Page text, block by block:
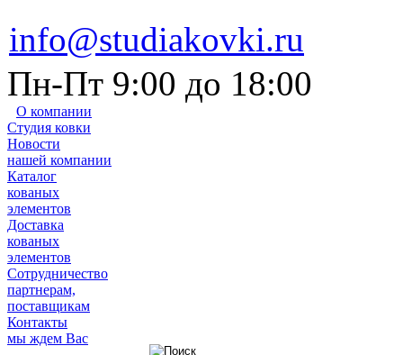
info@studiakovki.ru
Пн-Пт 9:00 до 18:00
О компании
Студия ковки
Новости
нашей компании
Каталог
кованых
элементов
Доставка
кованых
элементов
Сотрудничество
партнерам,
поставщикам
Контакты
мы ждем Вас